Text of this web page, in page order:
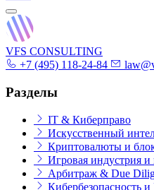
VFS CONSULTING
+7 (495) 118-24-84
Разделы
IT & Киберправо
Искусственный
Криптовалюты и
Игровая индустрия и
Арбитраж & Due
Кибербезопасность